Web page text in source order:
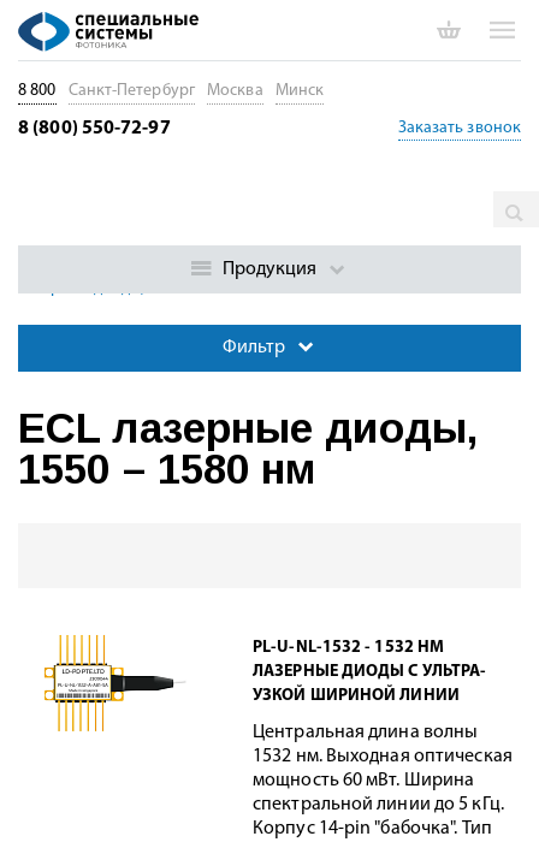
Лазерные диоды с внешним резонатором (ECL)
Фильтр
ECL лазерные диоды,
1550 – 1580 нм
PL-U-NL-1532 - 1532 НМ
ЛАЗЕРНЫЕ ДИОДЫ С УЛЬТРА-
УЗКОЙ ШИРИНОЙ ЛИНИИ
Центральная длина волны
1532 нм. Выходная оптическая
мощность 60 мВт. Ширина
спектральной линии до 5 кГц.
Корпус 14-pin "бабочка". Тип
8 800 Санкт-Петербург Москва Минск
8 (800) 550-72-97 Заказать звонок
Продукция